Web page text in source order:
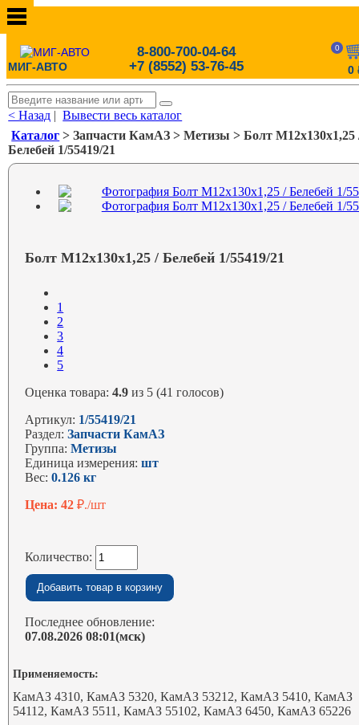
МИГ-АВТО
8-800-700-04-64
+7 (8552) 53-76-45
0
0
< Назад |Вывести весь каталог
Каталог > Запчасти КамАЗ > Метизы > Болт М12х130х1,25
Белебей 1/55419/21
Болт М12х130х1,25 / Белебей 1/55419/21
1
2
3
4
5
Оценка товара:4.9 из 5 (41 голосов)
Артикул: 1/55419/21
Раздел:Запчасти КамАЗ
Группа:Метизы
Единица измерения:шт
Вес:0.126 кг
Цена: 42₽./шт
Количество:
Последнее обновление:
07.08.2026 08:01(мск)
Применяемость:
КамАЗ 4310, КамАЗ 5320, КамАЗ 53212, КамАЗ 5410, КамАЗ
54112, КамАЗ 5511, КамАЗ 55102, КамАЗ 6450, КамАЗ 65226